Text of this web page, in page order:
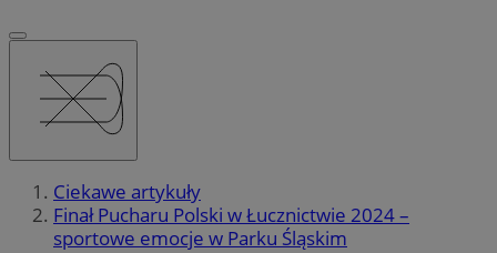
Ciekawe artykuły
Finał Pucharu Polski w Łucznictwie 2024 –
sportowe emocje w Parku Śląskim